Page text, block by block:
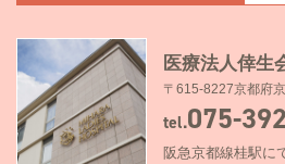
医療法人倖生
〒615-8227京都府
tel.075-
阪急京都線桂駅に